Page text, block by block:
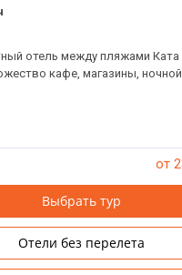
отель между пляжами Ката
кафе, магазины,
от
Выбрать тур
Отели без перелета